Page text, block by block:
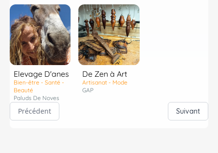
Elevage D'anes
Bien-être - Santé -
Beauté
Paluds De Noves
De Zen à Art
Artisanat - Mode
GAP
Précédent Suivant